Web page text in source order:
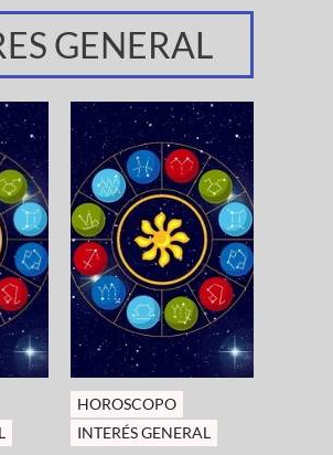
GENERAL
HOROSCOPO
INTERÉS GENERAL